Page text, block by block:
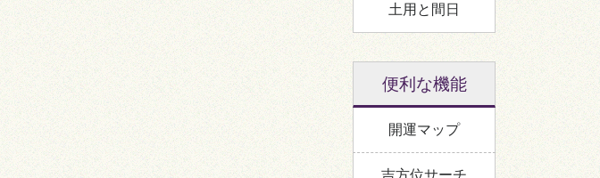
土用と間日
便利な機能
開運マップ
吉方位サーチ